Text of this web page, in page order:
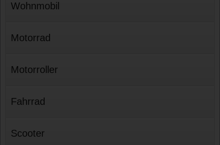
Wohnmobil
Motorrad
Motorroller
Fahrrad
Scooter